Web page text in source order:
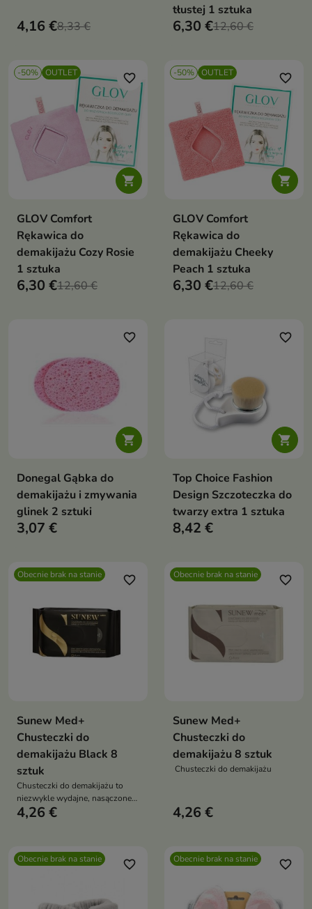
4,16 €8,33 €
tłustej 1 sztuka
6,30 €12,60 €
-50% OUTLET

favorite_border
GLOV Comfort
Rękawica do
demakijażu Cozy Rosie
1 sztuka
6,30 €12,60 €
-50% OUTLET

favorite_border
GLOV Comfort
Rękawica do
demakijażu Cheeky
Peach 1 sztuka
6,30 €12,60 €

favorite_border
Donegal Gąbka do
demakijażu i zmywania
glinek 2 sztuki
3,07 €

favorite_border
Top Choice Fashion
Design Szczoteczka do
twarzy extra 1 sztuka
8,42 €
Obecnie brak na stanie favorite_border
Sunew Med+
Chusteczki do
demakijażu Black 8
sztuk
Chusteczki do demakijażu to
niezwykle wydajne, nasączone
chusteczki, które jedną sztuką
dodatkowych kosmetyków
4,26 €
Obecnie brak na stanie favorite_border
Sunew Med+
Chusteczki do
demakijażu 8 sztuk
Chusteczki do demakijażu
4,26 €
Obecnie brak na stanie favorite_border Obecnie brak na stanie favorite_border